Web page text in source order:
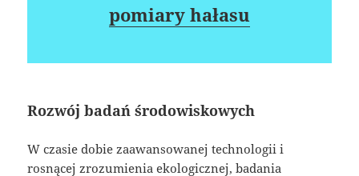
pomiary hałasu
Rozwój badań środowiskowych
W czasie dobie zaawansowanej technologii i
rosnącej zrozumienia ekologicznej, badania